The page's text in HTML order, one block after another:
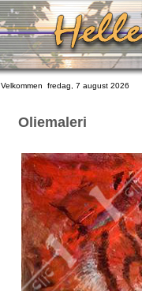
Velkommen fredag, 7 august 2026
Oliemaleri